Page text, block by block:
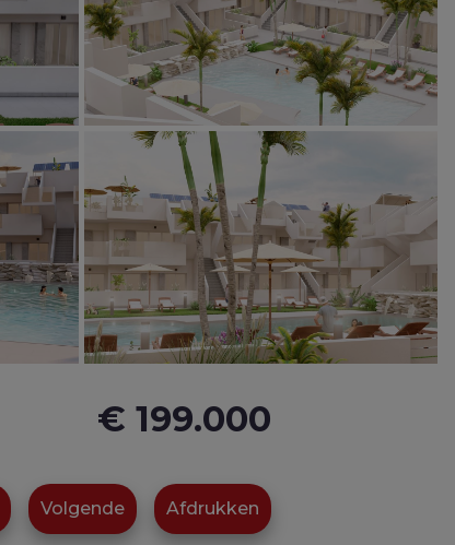
€ 199.000
Volgende Afdrukken